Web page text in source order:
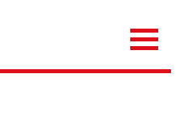
Region Kalmar län